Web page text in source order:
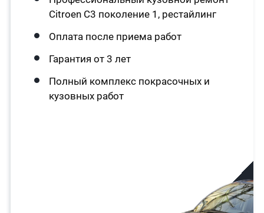
Citroen C3 поколение 1, рестайлинг
Оплата после приема работ
Гарантия от 3 лет
Полный комплекс покрасочных и
кузовных работ